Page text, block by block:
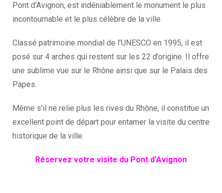
Pont d’Avignon, est indéniablement le monument le plus
incontournable et le plus célèbre de la ville.
Classé patrimoine mondial de l’UNESCO en 1995, il est
posé sur 4 arches qui restent sur les 22 d’origine. Il offre
une sublime vue sur le Rhône ainsi que sur le Palais des
Papes.
Même s’il ne relie plus les rives du Rhône, il constitue un
excellent point de départ pour entamer la visite du centre
historique de la ville.
Réservez votre visite du Pont d’Avignon